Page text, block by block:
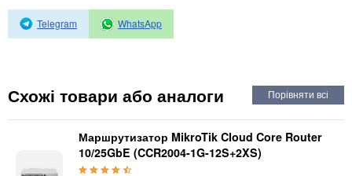
Автоматичні вимикачі
Інвертори напруги
Telegram WhatsApp
Схожі товари або аналоги
Маршрутизатор MikroTik Cloud Core Router
10/25GbE (CCR2004-1G-12S+2XS)